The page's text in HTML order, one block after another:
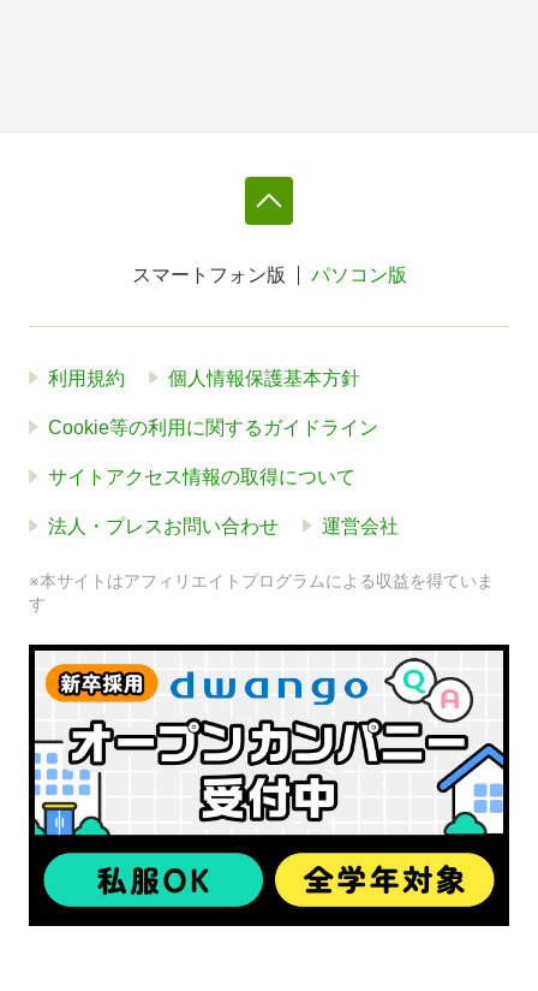
スマートフォン版 パソコン版
利用規約 個人情報保護基本方針
Cookie等の利用に関するガイドライン
サイトアクセス情報の取得について
法人・プレスお問い合わせ 運営会社
※本サイトはアフィリエイトプログラムによる収益を得ていま
す